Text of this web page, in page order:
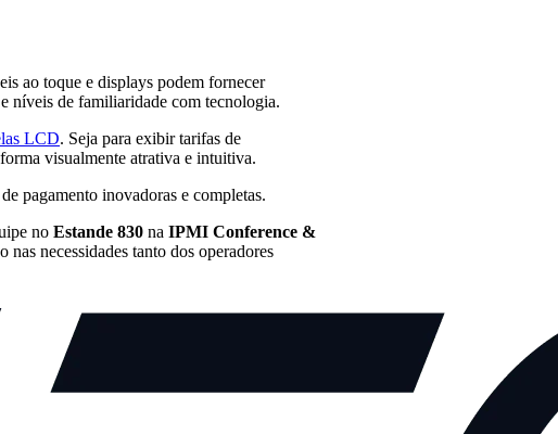
ao toque e displays podem fornecer
níveis de familiaridade com tecnologia.
LCD. Seja para exibir tarifas de
visualmente atrativa e intuitiva.
pagamento inovadoras e completas.
no Estande 830 na IPMI Conference &
necessidades tanto dos operadores